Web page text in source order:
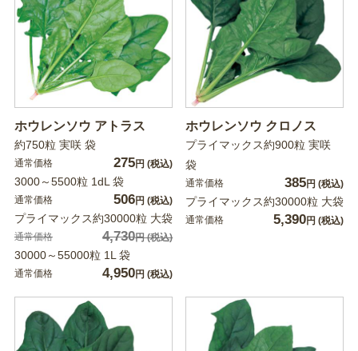
ホウレンソウ アトラス
約750粒 実咲 袋
通常価格 275円 (税込)
3000～5500粒 1dL 袋
通常価格 506円 (税込)
プライマックス約30000粒 大袋
通常価格 4,730円(税込)
30000～55000粒 1L 袋
通常価格 4,950円 (税込)
ホウレンソウ クロノス
プライマックス約900粒 実咲
袋
通常価格 385円 (税込)
プライマックス約30000粒 大袋
通常価格 5,390円 (税込)